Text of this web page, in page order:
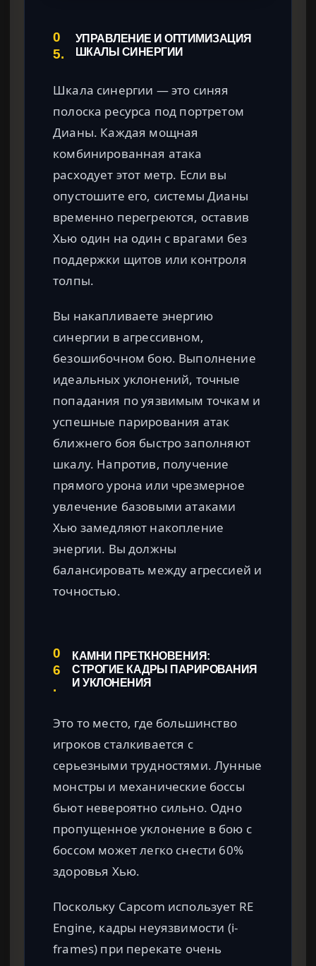
0
5.
УПРАВЛЕНИЕ И ОПТИМИЗАЦИЯ
ШКАЛЫ СИНЕРГИИ
Шкала синергии — это синяя
полоска ресурса под портретом
Дианы. Каждая мощная
комбинированная атака
расходует этот метр. Если вы
опустошите его, системы Дианы
временно перегреются, оставив
Хью один на один с врагами без
поддержки щитов или контроля
толпы.
Вы накапливаете энергию
синергии в агрессивном,
безошибочном бою. Выполнение
идеальных уклонений, точные
попадания по уязвимым точкам и
успешные парирования атак
ближнего боя быстро заполняют
шкалу. Напротив, получение
прямого урона или чрезмерное
увлечение базовыми атаками
Хью замедляют накопление
энергии. Вы должны
балансировать между агрессией и
точностью.
0
6
.
КАМНИ ПРЕТКНОВЕНИЯ:
СТРОГИЕ КАДРЫ ПАРИРОВАНИЯ
И УКЛОНЕНИЯ
Это то место, где большинство
игроков сталкивается с
серьезными трудностями. Лунные
монстры и механические боссы
бьют невероятно сильно. Одно
пропущенное уклонение в бою с
боссом может легко снести 60%
здоровья Хью.
Поскольку Capcom использует RE
Engine, кадры неуязвимости (i-
frames) при перекате очень